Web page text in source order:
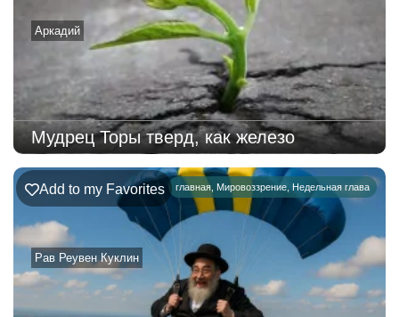
Аркадий
Мудрец Торы тверд, как железо
главная Мировоззрение Недельная глава
Рав Реувен Куклин
Add to my Favorites